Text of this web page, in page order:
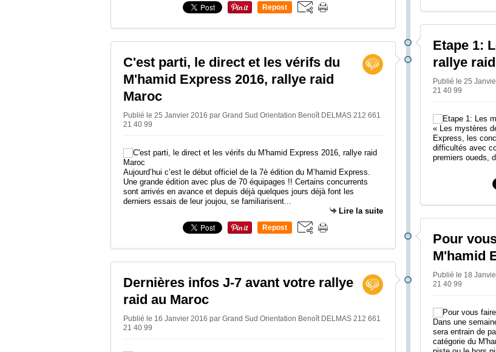
Repost
C'est parti, le direct et les vérifs du
M'hamid Express 2016, rallye raid
Maroc
Publié le 25 Janvier 2016 par Grand Sud Orientation Benoît DELMAS 212 661
21 40 99
Aujourd’hui c’est le début officiel de la 7è édition du M’hamid Express.
Une grande édition avec plus de 70 équipages !! Certains concurrents
sont arrivés en avance et depuis déjà quelques jours déjà font les
derniers essais de leur joujou, se familiarisent...
Lire la suite
Repost
Dernières infos J-7 avant votre rallye
raid au Maroc
Publié le 16 Janvier 2016 par Grand Sud Orientation Benoît DELMAS 212 661
21 40 99
Etape 1:
rallye
Publié le 25
21 40 99
« Les mystères
Express, les
difficultés avec
premiers oueds,
Pour
M'hamid
Publié le 18
21 40 99
Dans une
sera entrain de
catégorie du